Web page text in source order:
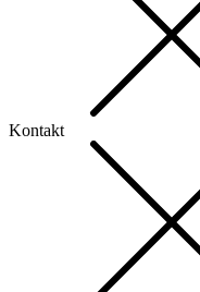
Kontakt